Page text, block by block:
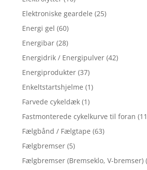
Elektroniske geardele (25)
Energi gel (60)
Energibar (28)
Energidrik / Energipulver (42)
Energiprodukter (37)
Enkeltstartshjelme (1)
Farvede cykeldæk (1)
Fastmonterede cykelkurve til foran
Fælgbånd / Fælgtape (63)
Fælgbremser (5)
Fælgbremser (Bremseklo, V-bremser)